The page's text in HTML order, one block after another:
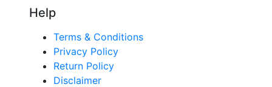
Help
Terms & Conditions
Privacy Policy
Return Policy
Disclaimer